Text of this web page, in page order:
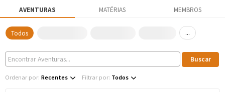
AVENTURAS MATÉRIAS MEMBROS
Todos ...
Ordenar por: Recentes Filtrar por: Todos